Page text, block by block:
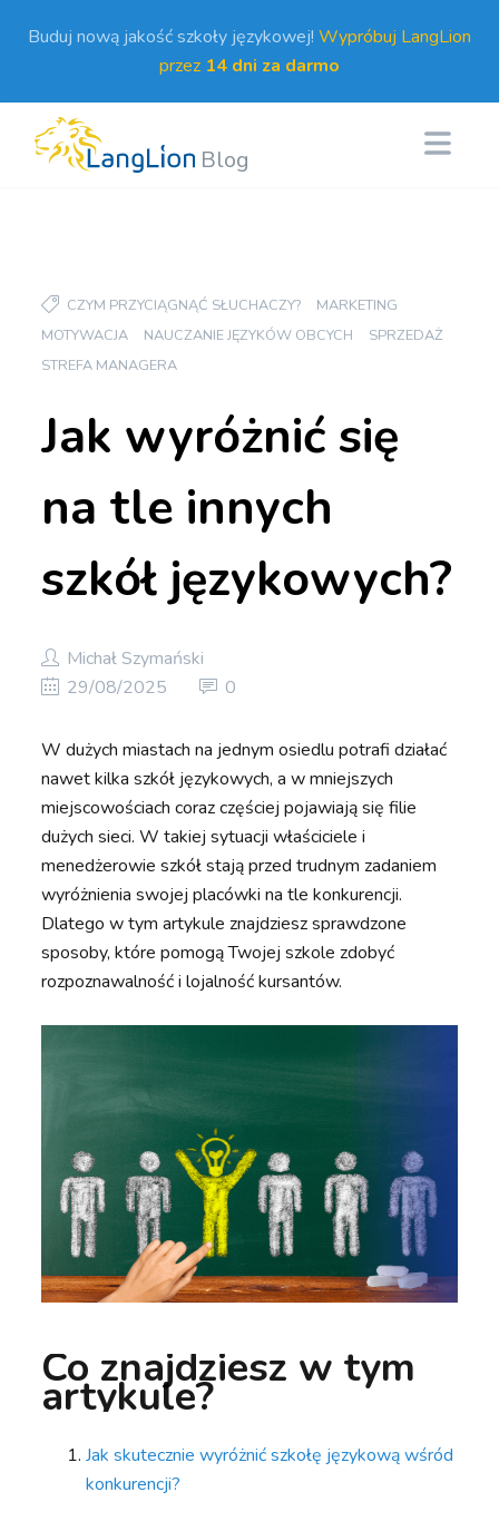
Buduj nową jakość szkoły językowej! Wypróbuj LangLion
przez 14 dni za darmo
Blog
CZYM PRZYCIĄGNĄĆ SŁUCHACZY?
MARKETING
MOTYWACJA
NAUCZANIE JĘZYKÓW OBCYCH
SPRZEDAŻ
STREFA MANAGERA
Jak wyróżnić się
na tle innych
szkół językowych?
Michał Szymański
29/08/2025
0
W dużych miastach na jednym osiedlu potrafi działać
nawet kilka szkół językowych, a w mniejszych
miejscowościach coraz częściej pojawiają się filie
dużych sieci. W takiej sytuacji właściciele i
menedżerowie szkół stają przed trudnym zadaniem
wyróżnienia swojej placówki na tle konkurencji.
Dlatego w tym artykule znajdziesz sprawdzone
sposoby, które pomogą Twojej szkole zdobyć
rozpoznawalność i lojalność kursantów.
Co znajdziesz w tym
artykule?
Jak skutecznie wyróżnić szkołę językową wśród
konkurencji?